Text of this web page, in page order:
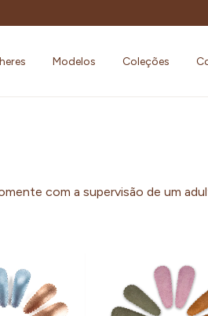
Modelos Coleções
com a supervisão de um